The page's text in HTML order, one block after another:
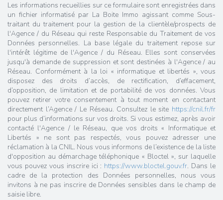
Les informations recueillies sur ce formulaire sont enregistrées dans
un fichier informatisé par La Boite Immo agissant comme Sous-
traitant du traitement pour la gestion de la clientèle/prospects de
l'Agence / du Réseau qui reste Responsable du Traitement de vos
Données personnelles. La base légale du traitement repose sur
l'intérêt légitime de l'Agence / du Réseau. Elles sont conservées
jusqu'à demande de suppression et sont destinées à l'Agence / au
Réseau. Conformément à la loi « informatique et libertés », vous
disposez des droits d’accès, de rectification, d’effacement,
d’opposition, de limitation et de portabilité de vos données. Vous
pouvez retirer votre consentement à tout moment en contactant
directement l’Agence / Le Réseau. Consultez le site https://cnil.fr/fr
pour plus d’informations sur vos droits. Si vous estimez, après avoir
contacté l'Agence / le Réseau, que vos droits « Informatique et
Libertés » ne sont pas respectés, vous pouvez adresser une
réclamation à la CNIL. Nous vous informons de l’existence de la liste
d'opposition au démarchage téléphonique « Bloctel », sur laquelle
vous pouvez vous inscrire ici : https://www.bloctel.gouv.fr. Dans le
cadre de la protection des Données personnelles, nous vous
invitons à ne pas inscrire de Données sensibles dans le champ de
saisie libre.